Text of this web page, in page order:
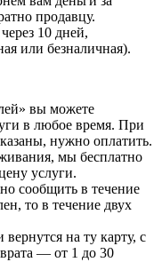
продавцу.
10 дней,
или безналичная).
вы можете
в любое время. При
нужно оплатить.
мы бесплатно
услуги.
сообщить в течение
то в течение двух
на ту карту, с
— от 1 до 30